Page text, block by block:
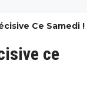
Ce Samedi !
ce